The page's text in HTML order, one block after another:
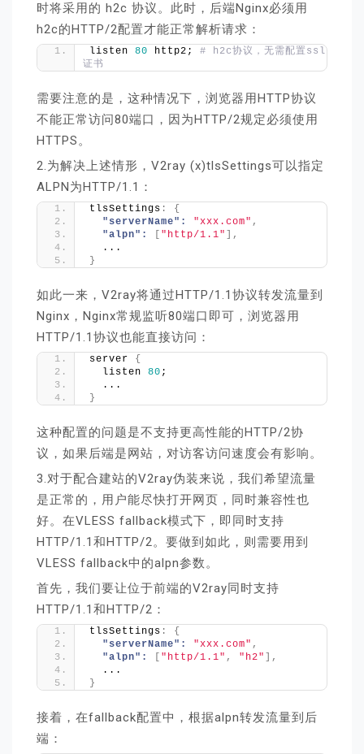
时将采用的 h2c 协议。此时，后端Nginx必须用
h2c的HTTP/2配置才能正常解析请求：
listen 80 http2; # h2c协议，无需配置ssl
证书
需要注意的是，这种情况下，浏览器用HTTP协议
不能正常访问80端口，因为HTTP/2规定必须使用
HTTPS。
2.为解决上述情形，V2ray (x)tlsSettings可以指定
ALPN为HTTP/1.1：
tlsSettings :
{
"serverName":
"xxx.com" ,
"alpn":
"http/1.1"
,
  ...
}
如此一来，V2ray将通过HTTP/1.1协议转发流量到
Nginx，Nginx常规监听80端口即可，浏览器用
HTTP/1.1协议也能直接访问：
server {
  listen
80 ;
  ...
}
这种配置的问题是不支持更高性能的HTTP/2协
议，如果后端是网站，对访客访问速度会有影响。
3.对于配合建站的V2ray伪装来说，我们希望流量
是正常的，用户能尽快打开网页，同时兼容性也
好。在VLESS fallback模式下，即同时支持
HTTP/1.1和HTTP/2。要做到如此，则需要用到
VLESS fallback中的alpn参数。
首先，我们要让位于前端的V2ray同时支持
HTTP/1.1和HTTP/2：
tlsSettings :
{
"serverName":
"xxx.com" ,
"alpn":
"http/1.1" , "h2"
,
  ...
}
接着，在fallback配置中，根据alpn转发流量到后
端：